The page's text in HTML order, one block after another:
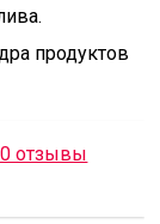
продуктов
отзывы